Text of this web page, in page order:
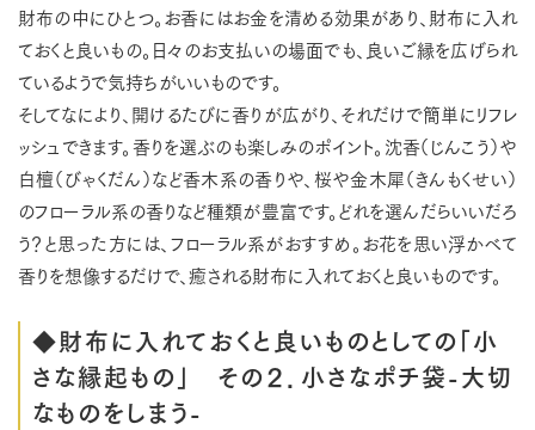
財布の中にひとつ。お香にはお金を清める効果があり、財布に入れ
ておくと良いもの。日々のお支払いの場面でも、良いご縁を広げられ
ているようで気持ちがいいものです。
そしてなにより、開けるたびに香りが広がり、それだけで簡単にリフレ
ッシュできます。香りを選ぶのも楽しみのポイント。沈香（じんこう）や
白檀（びゃくだん）など香木系の香りや、桜や金木犀（きんもくせい）
のフローラル系の香りなど種類が豊富です。どれを選んだらいいだろ
う？と思った方には、フローラル系がおすすめ。お花を思い浮かべて
香りを想像するだけで、癒される財布に入れておくと良いものです。
◆財布に入れておくと良いものとしての「小
さな縁起もの」 その２．小さなポチ袋-大切
なものをしまう-